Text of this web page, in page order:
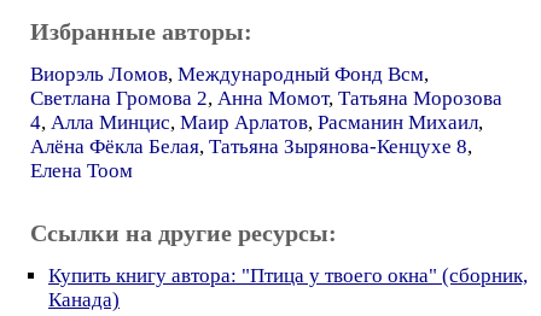
Избранные авторы:
Виорэль Ломов, Международный Фонд Всм,
Светлана Громова 2, Анна Момот, Татьяна Морозова
4, Алла Минцис, Маир Арлатов, Расманин Михаил,
Алёна Фёкла Белая, Татьяна Зырянова-Кенцухе 8,
Елена Тоом
Ссылки на другие ресурсы:
Купить книгу автора: "Птица у твоего окна" (сборник,
Канада)